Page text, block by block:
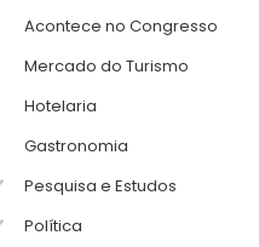
Acontece no Congresso
Mercado do Turismo
Hotelaria
Gastronomia
Pesquisa e Estudos
Política